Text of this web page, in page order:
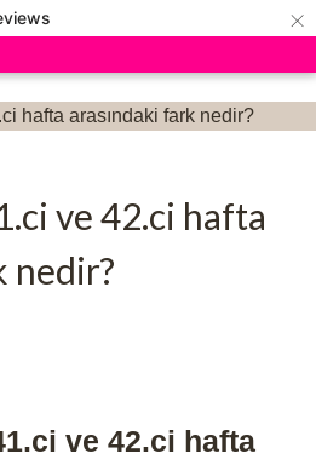
×
hafta arasındaki fark nedir?
ve 42.ci hafta
nedir?
ve 42.ci hafta